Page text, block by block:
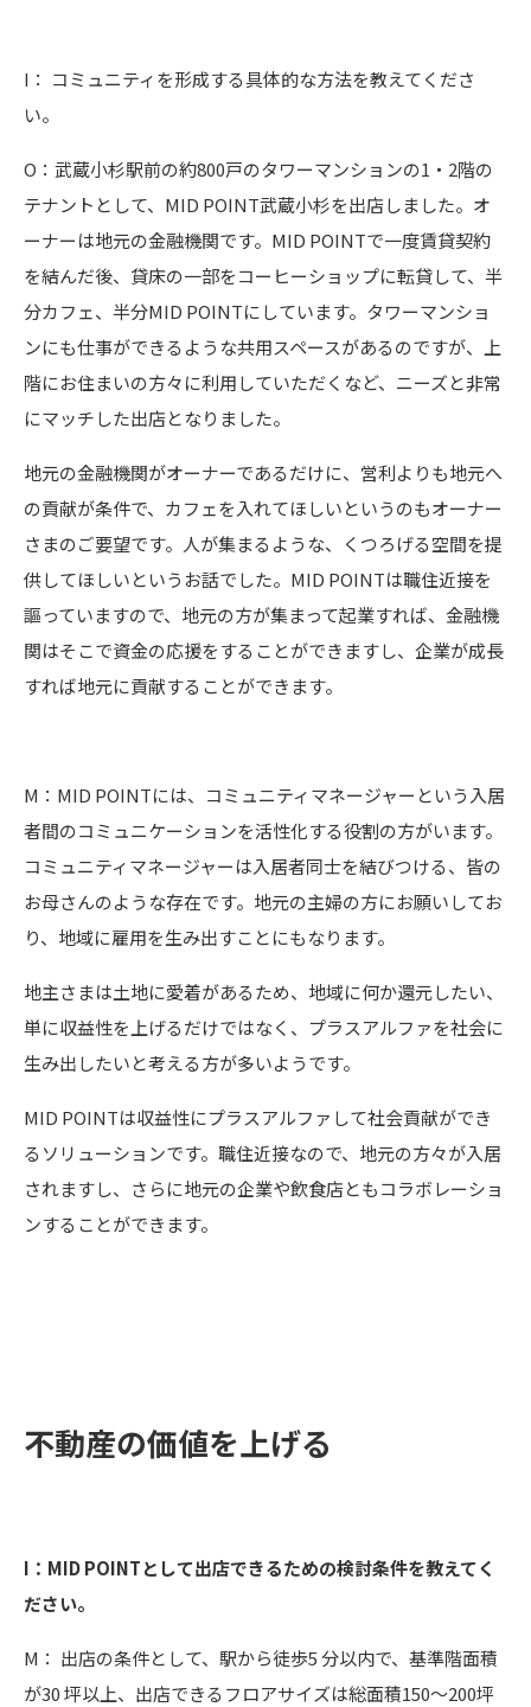
I： コミュニティを形成する具体的な方法を教えてくださ
い。
O：武蔵小杉駅前の約800戸のタワーマンションの1・2階の
テナントとして、MID POINT武蔵小杉を出店しました。オ
ーナーは地元の金融機関です。MID POINTで一度賃貸契約
を結んだ後、貸床の一部をコーヒーショップに転貸して、半
分カフェ、半分MID POINTにしています。タワーマンショ
ンにも仕事ができるような共用スペースがあるのですが、上
階にお住まいの方々に利用していただくなど、ニーズと非常
にマッチした出店となりました。
地元の金融機関がオーナーであるだけに、営利よりも地元へ
の貢献が条件で、カフェを入れてほしいというのもオーナー
さまのご要望です。人が集まるような、くつろげる空間を提
供してほしいというお話でした。MID POINTは職住近接を
謳っていますので、地元の方が集まって起業すれば、金融機
関はそこで資金の応援をすることができますし、企業が成長
すれば地元に貢献することができます。
M：MID POINTには、コミュニティマネージャーという入居
者間のコミュニケーションを活性化する役割の方がいます。
コミュニティマネージャーは入居者同士を結びつける、皆の
お母さんのような存在です。地元の主婦の方にお願いしてお
り、地域に雇用を生み出すことにもなります。
地主さまは土地に愛着があるため、地域に何か還元したい、
単に収益性を上げるだけではなく、プラスアルファを社会に
生み出したいと考える方が多いようです。
MID POINTは収益性にプラスアルファして社会貢献ができ
るソリューションです。職住近接なので、地元の方々が入居
されますし、さらに地元の企業や飲食店ともコラボレーショ
ンすることができます。
不動産の価値を上げる
I：MID POINTとして出店できるための検討条件を教えてく
ださい。
M： 出店の条件として、駅から徒歩5 分以内で、基準階面積
が30 坪以上、出店できるフロアサイズは総面積150〜200坪